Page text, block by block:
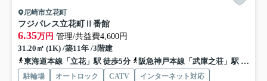
尼崎市立花町
フジパレス立花町Ⅱ番館
6.35万円 管理/共益費4,600円
31.20㎡ (1K) /築11年 /3階建
東海道本線「立花」駅 徒歩5分
阪急神戸本線「武庫之荘」駅 バス13分 阪神バス「七松町２丁目」 停歩3分
駐輪場 オートロック CATV
インターネット対応